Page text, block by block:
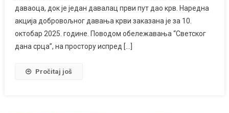
даваоца, док је један давалац први пут дао крв. Наредна
акција добровољног давања крви заказана је за 10.
октобар 2025. године. Поводом обележавања “Светског
дана срца”, на простору испред […]
Pročitaj još